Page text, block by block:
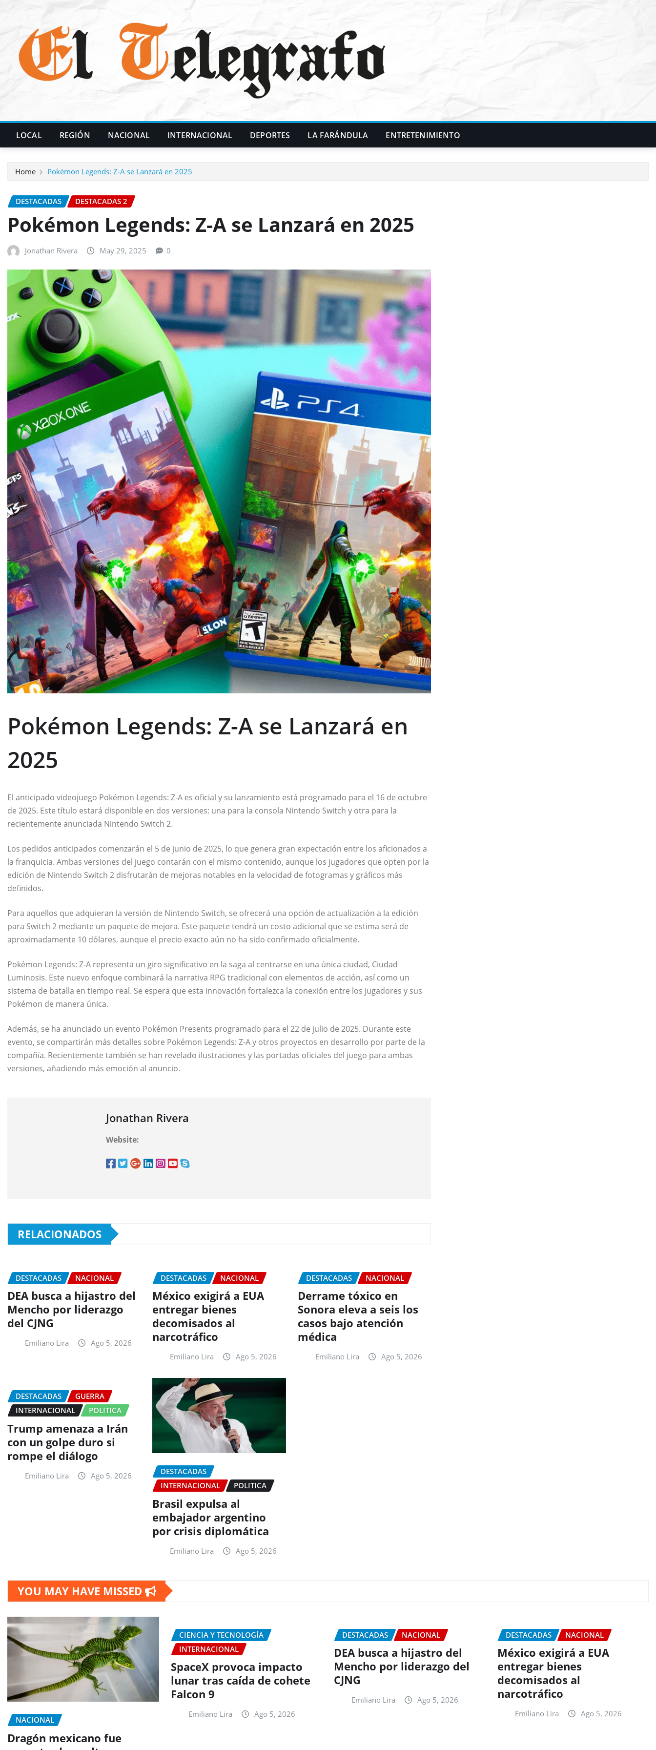
LOCAL REGIÓN NACIONAL INTERNACIONAL DEPORTES LA FARÁNDULA ENTRETENIMIENTO
Home Pokémon Legends: Z-A se Lanzará en 2025
DESTACADAS DESTACADAS 2
Pokémon Legends: Z-A se Lanzará en 2025
Jonathan Rivera May 29, 2025 0
Pokémon Legends: Z-A se Lanzará en
2025
El anticipado videojuego Pokémon Legends: Z-A es oficial y su lanzamiento está programado para el 16 de octubre
de 2025. Este título estará disponible en dos versiones: una para la consola Nintendo Switch y otra para la
recientemente anunciada Nintendo Switch 2.
Los pedidos anticipados comenzarán el 5 de junio de 2025, lo que genera gran expectación entre los aficionados a
la franquicia. Ambas versiones del juego contarán con el mismo contenido, aunque los jugadores que opten por la
edición de Nintendo Switch 2 disfrutarán de mejoras notables en la velocidad de fotogramas y gráficos más
definidos.
Para aquellos que adquieran la versión de Nintendo Switch, se ofrecerá una opción de actualización a la edición
para Switch 2 mediante un paquete de mejora. Este paquete tendrá un costo adicional que se estima será de
aproximadamente 10 dólares, aunque el precio exacto aún no ha sido confirmado oficialmente.
Pokémon Legends: Z-A representa un giro significativo en la saga al centrarse en una única ciudad, Ciudad
Luminosis. Este nuevo enfoque combinará la narrativa RPG tradicional con elementos de acción, así como un
sistema de batalla en tiempo real. Se espera que esta innovación fortalezca la conexión entre los jugadores y sus
Pokémon de manera única.
Además, se ha anunciado un evento Pokémon Presents programado para el 22 de julio de 2025. Durante este
evento, se compartirán más detalles sobre Pokémon Legends: Z-A y otros proyectos en desarrollo por parte de la
compañía. Recientemente también se han revelado ilustraciones y las portadas oficiales del juego para ambas
versiones, añadiendo más emoción al anuncio.
Jonathan Rivera
Website:
RELACIONADOS
DESTACADAS NACIONAL
DEA busca a hijastro del
Mencho por liderazgo
del CJNG
Emiliano Lira Ago 5, 2026
DESTACADAS NACIONAL
México exigirá a EUA
entregar bienes
decomisados al
narcotráfico
Emiliano Lira Ago 5, 2026
DESTACADAS NACIONAL
Derrame tóxico en
Sonora eleva a seis los
casos bajo atención
médica
Emiliano Lira Ago 5, 2026
DESTACADAS
GUERRA
INTERNACIONAL
POLITICA
Trump amenaza a Irán
con un golpe duro si
rompe el diálogo
Emiliano Lira Ago 5, 2026
DESTACADAS
INTERNACIONAL
POLITICA
Brasil expulsa al
embajador argentino
por crisis diplomática
Emiliano Lira Ago 5, 2026
YOU MAY HAVE MISSED
NACIONAL
Dragón mexicano fue
CIENCIA Y TECNOLOGÍA
INTERNACIONAL
SpaceX provoca impacto
lunar tras caída de cohete
Falcon 9
Emiliano Lira Ago 5, 2026
DESTACADAS NACIONAL
DEA busca a hijastro del
Mencho por liderazgo del
CJNG
Emiliano Lira Ago 5, 2026
DESTACADAS NACIONAL
México exigirá a EUA
entregar bienes
decomisados al
narcotráfico
Emiliano Lira Ago 5, 2026